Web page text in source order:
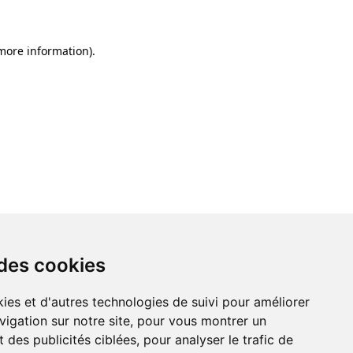
cookies
et d'autres technologies de suivi pour améliorer
sur notre site, pour vous montrer un
des publicités ciblées, pour analyser le trafic de
information).